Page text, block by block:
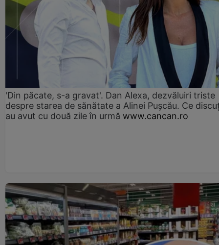
'Din păcate, s-a gravat'. Dan Alexa, dezvăluiri triste
despre starea de sănătate a Alinei Pușcău. Ce
au avut cu două zile în urmă www.cancan.ro